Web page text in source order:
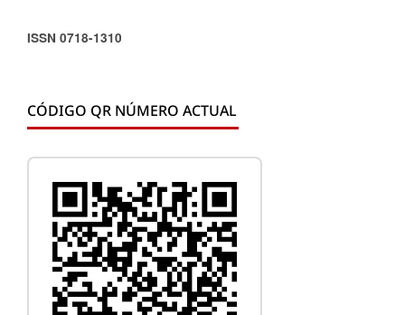
ISSN 0718-1310
CÓDIGO QR NÚMERO ACTUAL